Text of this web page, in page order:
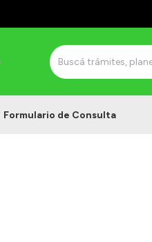
Formulario de Consulta